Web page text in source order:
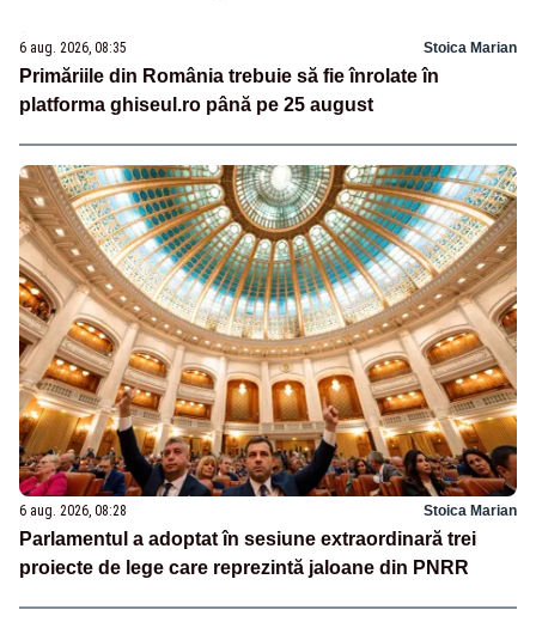
6 aug. 2026, 08:35 Stoica Marian
Primăriile din România trebuie să fie înrolate în
platforma ghiseul.ro până pe 25 august
6 aug. 2026, 08:28 Stoica Marian
Parlamentul a adoptat în sesiune extraordinară trei
proiecte de lege care reprezintă jaloane din PNRR